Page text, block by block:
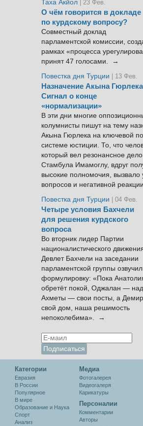
Таха Акйол | 23 Фев.
О чём говорится в докладе
по курдскому вопросу?
Совместный доклад
парламентской комиссии,
рамках «процесса
принят 47 голосами. →
Повестка дня Турции
| 13 Фев.
Назначение Акына
Сигнал о конце
«нормализации»
В эти дни многие
колумнисты пишут на тему
Акына Гюрлека на ключевой
системе юстиции. То, что
который вел резонансное
Стамбула Имамоглу, вдруг
высокие полномочия, вызвало
вопросов и негативной
Повестка дня Турции
| 04 Фев.
Четыре условия Бахчели
для решения курдского
вопроса
Во вторник лидер Партии
националистического
Девлет Бахчели на заседании
парламентской группы
формулировку: «Пока
обретёт покой, Оджалан —
Ахметы — свои посты, а
свой дом, наша решимость
непоколебима». →
Категории
Евразия
В России
Популярное
В мире
Образование и Наука
Спорт
Анализ
Медиа
Фотогалерея
Видеогалеря
Карикатуры
Персоналии
Комментарии
Авторы